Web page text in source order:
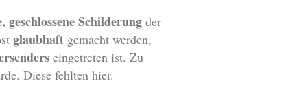
geschlossene Schilderung der
glaubhaft gemacht werden,
eingetreten ist. Zu
Diese fehlten hier.